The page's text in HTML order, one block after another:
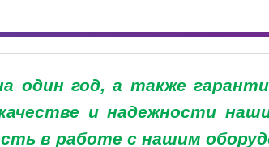
год, а также
и надежности
в работе с нашим